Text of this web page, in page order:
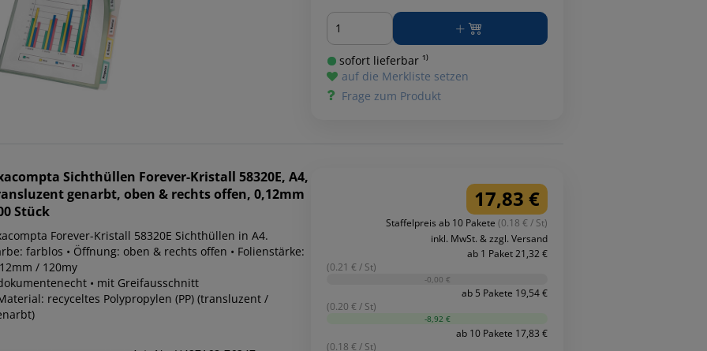
Menge
sofort lieferbar ¹⁾
auf die Merkliste setzen
Frage zum Produkt
Sichthüllen Forever-Kristall 58320E, A4,
genarbt, oben & rechts offen, 0,12mm
Stück
Forever-Kristall 58320E Sichthüllen in A4.
farblos • Öffnung: oben & rechts offen • Folienstärke:
/ 120my
• mit Greifausschnitt
recyceltes Polypropylen (PP) (transluzent /
17,83 €
Staffelpreis ab 10 Pakete (0.18 € / St)
inkl. MwSt. & zzgl. Versand
ab 1 Paket 21,32 €
(0.21 € / St)
-0,00 €
ab 5 Pakete 19,54 €
(0.20 € / St)
-8,92 €
ab 10 Pakete 17,83 €
(0.18 € / St)